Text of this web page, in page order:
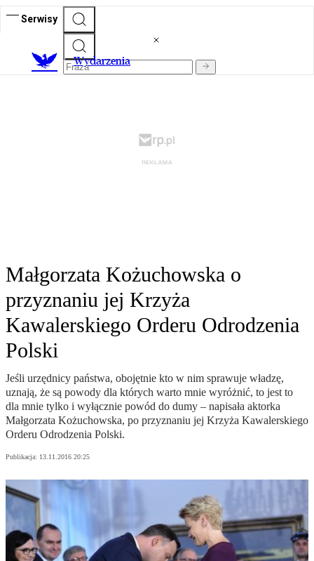
Serwisy
Wydarzenia
Małgorzata Kożuchowska o
przyznaniu jej Krzyża
Kawalerskiego Orderu Odrodzenia
Polski
Jeśli urzędnicy państwa, obojętnie kto w nim sprawuje władzę,
uznają, że są powody dla których warto mnie wyróżnić, to jest to
dla mnie tylko i wyłącznie powód do dumy – napisała aktorka
Małgorzata Kożuchowska, po przyznaniu jej Krzyża Kawalerskiego
Orderu Odrodzenia Polski.
Publikacja: 13.11.2016 20:25